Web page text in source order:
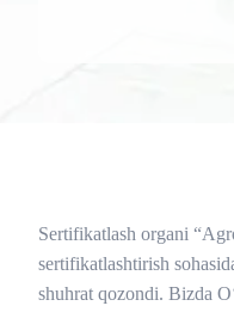
Sertifikatlash organi
sertifikatlashtirish
shuhrat qozondi. Bizda
UZ